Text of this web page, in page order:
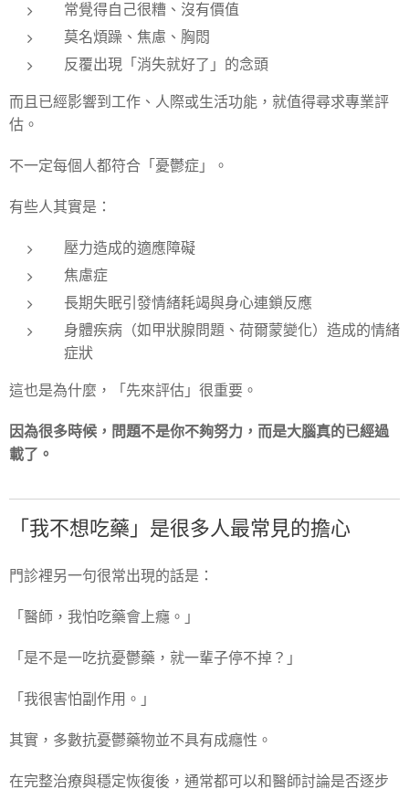
常覺得自己很糟、沒有價值
莫名煩躁、焦慮、胸悶
反覆出現「消失就好了」的念頭
而且已經影響到工作、人際或生活功能，就值得尋求專業評
估。
不一定每個人都符合「憂鬱症」。
有些人其實是：
壓力造成的適應障礙
焦慮症
長期失眠引發情緒耗竭與身心連鎖反應
身體疾病（如甲狀腺問題、荷爾蒙變化）造成的情緒
症狀
這也是為什麼，「先來評估」很重要。
因為很多時候，問題不是你不夠努力，而是大腦真的已經過
載了。
「我不想吃藥」是很多人最常見的擔心
門診裡另一句很常出現的話是：
「醫師，我怕吃藥會上癮。」
「是不是一吃抗憂鬱藥，就一輩子停不掉？」
「我很害怕副作用。」
其實，多數抗憂鬱藥物並不具有成癮性。
在完整治療與穩定恢復後，通常都可以和醫師討論是否逐步